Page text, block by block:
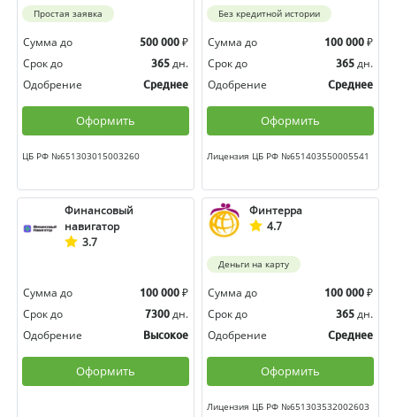
Простая заявка
Сумма до 500 000 ₽
Срок до
365 дн.
Одобрение
Среднее
Оформить
ЦБ РФ №651303015003260
Без кредитной истории
Сумма до 100 000 ₽
Срок до
365 дн.
Одобрение
Среднее
Оформить
Лицензия ЦБ РФ №651403550005541
Финансовый
навигатор
3.7
Сумма до 100 000 ₽
Срок до
7300 дн.
Одобрение
Высокое
Оформить
Финтерра
4.7
Деньги на карту
Сумма до 100 000 ₽
Срок до
365 дн.
Одобрение
Среднее
Оформить
Лицензия ЦБ РФ №651303532002603